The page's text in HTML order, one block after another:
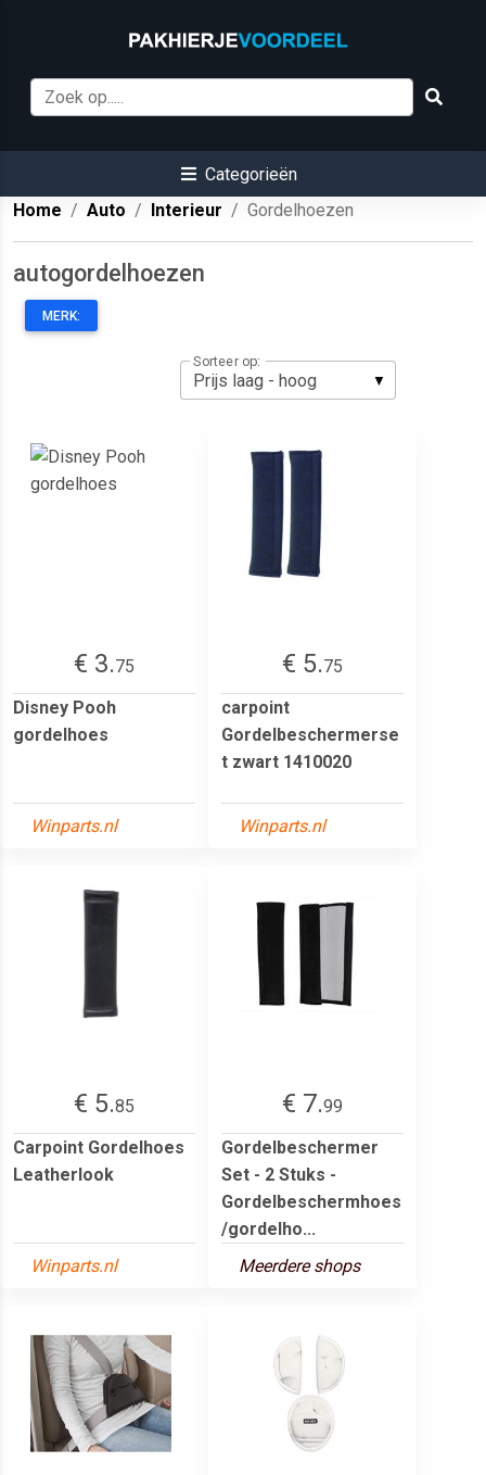
Categorieën
Home
Auto Interieur Gordelhoezen
autogordelhoezen
MERK:
Sorteer op:
€ 3.75
Disney Pooh
gordelhoes
Winparts.nl
€ 5.75
carpoint
Gordelbeschermerse
t zwart 1410020
Winparts.nl
€ 5.85
Carpoint Gordelhoes
Leatherlook
Winparts.nl
€ 7.99
Gordelbeschermer
Set - 2 Stuks -
Gordelbeschermhoes
/gordelho...
Meerdere shops